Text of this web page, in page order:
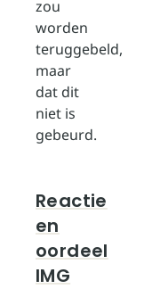
zou
worden
teruggebeld,
maar
dat dit
niet is
gebeurd.
Reactie
en
oordeel
IMG